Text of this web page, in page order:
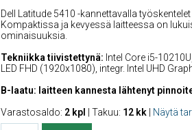
Dell Latitude 5410 -kannettavalla
Kompaktissa ja kevyessä laitteessa on
ominaisuuksia.
Tekniikka tiivistettynä: Intel Core i5-
LED FHD (1920x1080), integr. Intel UHD
B-laatu: laitteen kannesta lähtenyt
Varastosaldo: 2 kpl | Takuu: 12 kk| Näytä